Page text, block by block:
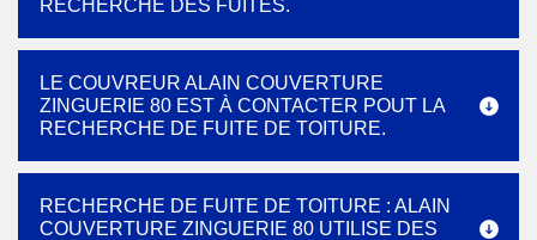
RECHERCHE DES FUITES.
LE COUVREUR ALAIN COUVERTURE
ZINGUERIE 80 EST À CONTACTER POUT LA
RECHERCHE DE FUITE DE TOITURE.
RECHERCHE DE FUITE DE TOITURE : ALAIN
COUVERTURE ZINGUERIE 80 UTILISE DES